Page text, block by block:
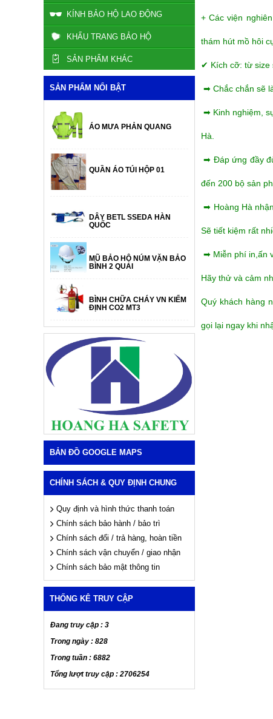
KÍNH BẢO HỘ LAO ĐỘNG
KHẨU TRANG BẢO HỘ
SẢN PHẨM KHÁC
SẢN PHẨM NỔI BẬT
ÁO MƯA PHẢN QUANG
QUẦN ÁO TÚI HỘP 01
DÂY BETL SSEDA HÀN
QUỐC
MŨ BẢO HỘ NÚM VẶN BẢO
BÌNH 2 QUAI
BÌNH CHỮA CHÁY VN KIỂM
ĐỊNH CO2 MT3
BẢN ĐỒ GOOGLE MAPS
CHÍNH SÁCH & QUY ĐỊNH CHUNG
Quy định và hình thức thanh toán
Chính sách bảo hành / bảo trì
Chính sách đổi / trả hàng, hoàn tiền
Chính sách vận chuyển / giao nhận
Chính sách bảo mật thông tin
THỐNG KÊ TRUY CẬP
Đang truy cập : 3
Trong ngày : 828
Trong tuần : 6882
Tổng lượt truy cập : 2706254
+ Các viện
thám hút mồ hôi
✔ Kích cỡ: từ size
➡ Chắc chắn sẽ
➡ Kinh nghiệm,
Hà.
➡ Đáp ứng đầy
đến 200 bộ sản
➡ Hoàng Hà
Sẽ tiết kiệm rất
➡ Miễn phí in,ấn
Hãy thử và cảm
Quý khách hàng
gọi lại ngay khi